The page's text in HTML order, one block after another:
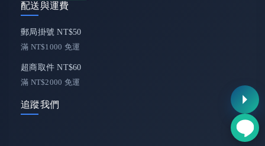
配送與運費
郵局掛號 NT$50
滿 NT$1000 免運
超商取件 NT$60
滿 NT$2000 免運
追蹤我們